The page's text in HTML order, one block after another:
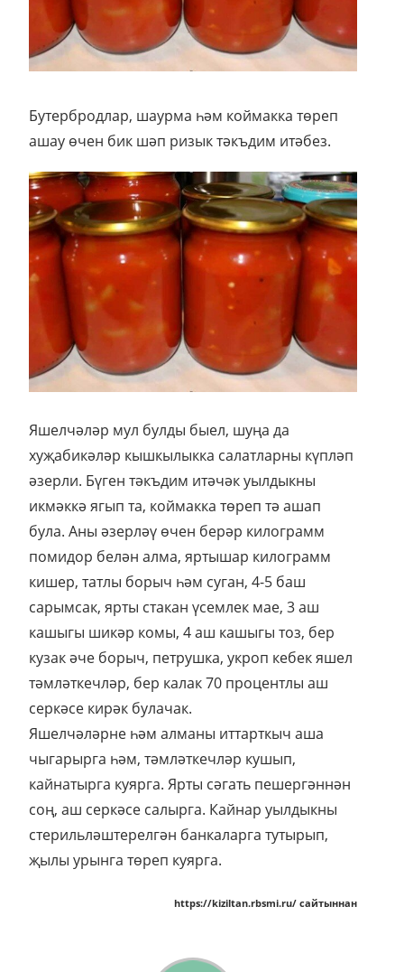
Бутербродлар, шаурма һәм коймакка төреп
ашау өчен бик шәп ризык тәкъдим итәбез.
Яшелчәләр мул булды быел, шуңа да
хуҗабикәләр кышкылыкка салатларны күпләп
әзерли. Бүген тәкъдим итәчәк уылдыкны
икмәккә ягып та, коймакка төреп тә ашап
була. Аны әзерләү өчен берәр килограмм
помидор белән алма, яртышар килограмм
кишер, татлы борыч һәм суган, 4-5 баш
сарымсак, ярты стакан үсемлек мае, 3 аш
кашыгы шикәр комы, 4 аш кашыгы тоз, бер
кузак әче борыч, петрушка, укроп кебек яшел
тәмләткечләр, бер калак 70 процентлы аш
серкәсе кирәк булачак.
Яшелчәләрне һәм алманы иттарткыч аша
чыгарырга һәм, тәмләткечләр кушып,
кайнатырга куярга. Ярты сәгать пешергәннән
соң, аш серкәсе салырга. Кайнар уылдыкны
стерильләштерелгән банкаларга тутырып,
җылы урынга төреп куярга.
https://kiziltan.rbsmi.ru/ сайтыннан